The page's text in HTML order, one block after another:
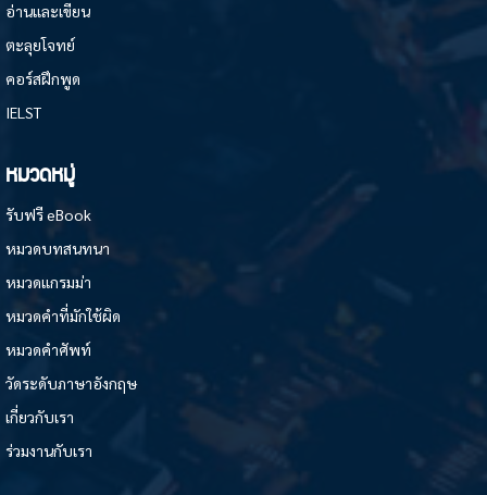
อ่านและเขียน
ตะลุยโจทย์
คอร์สฝึกพูด
IELST
หมวดหมู่
รับฟรี eBook
หมวดบทสนทนา
หมวดแกรมม่า
หมวดคำที่มักใช้ผิด
หมวดคำศัพท์
วัดระดับภาษาอังกฤษ
เกี่ยวกับเรา
ร่วมงานกับเรา